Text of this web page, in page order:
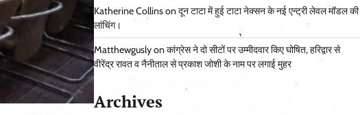
Katherine Collinsonदून टाटा में हुई टाटा नेक्सन के नई एन्ट्री लेवल मॉडल की
लांचिंग।
Matthewguslyonकांग्रेस ने दो सीटों पर उम्मीदवार किए घोषित, हरिद्वार से
वीरेंद्र रावत व नैनीताल से प्रकाश जोशी के नाम पर लगाई मुहर
Archives